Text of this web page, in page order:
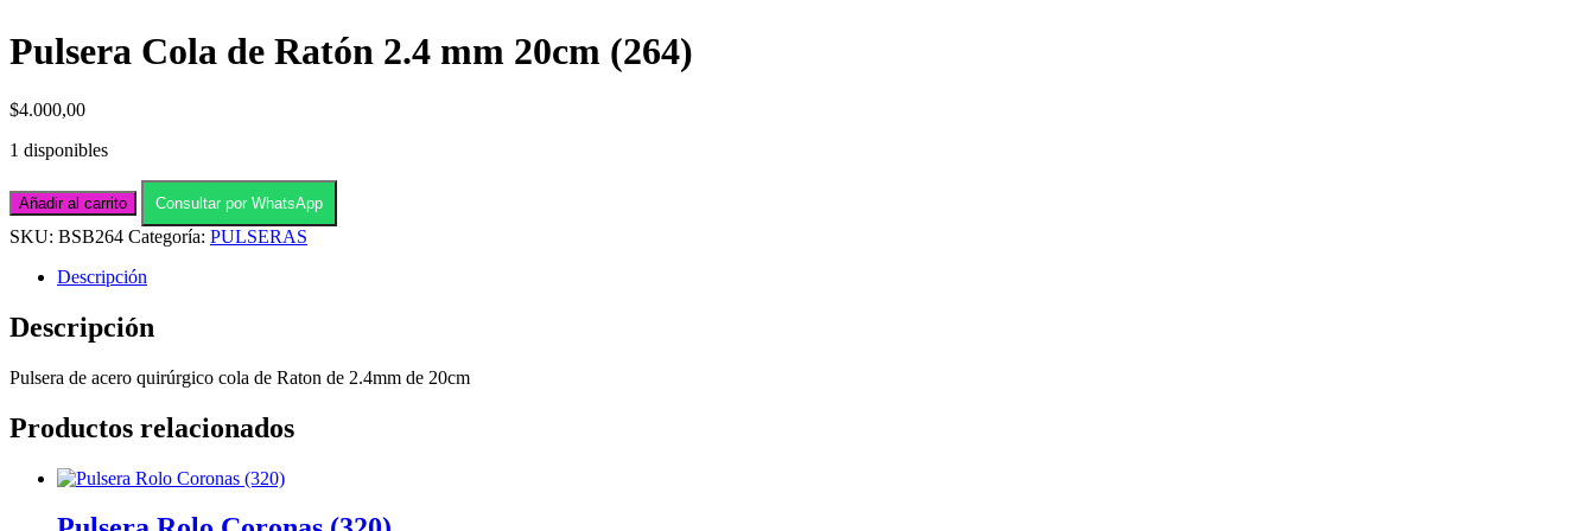
Pulsera Cola de Ratón 2.4 mm 20cm (264)
$4.000,00
1 disponibles
Pulsera
Cola
de
20cm
(264)
Añadir al carrito Consultar por WhatsApp
SKU: BSB264 Categoría: PULSERAS
Descripción
Descripción
Pulsera de acero quirúrgico cola de Raton de 2.4mm de 20cm
Productos relacionados